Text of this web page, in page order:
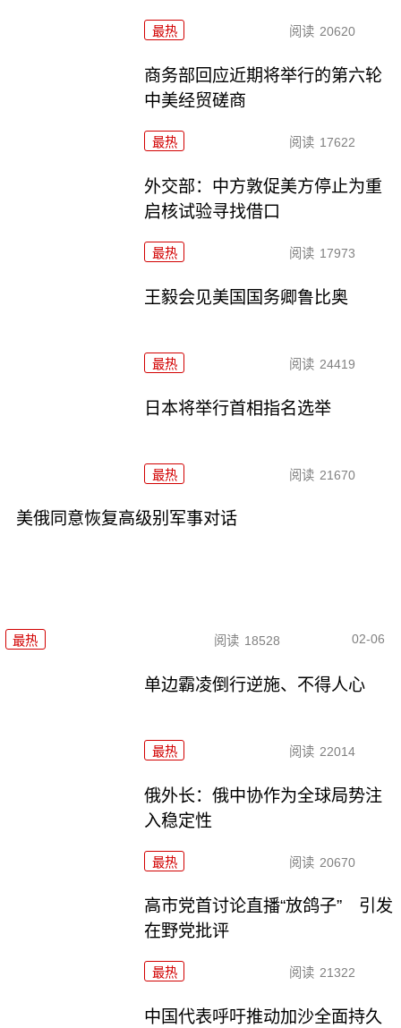
最热 阅读 20620
商务部回应近期将举行的第六轮
中美经贸磋商
最热 阅读 17622
外交部：中方敦促美方停止为重
启核试验寻找借口
最热 阅读 17973
王毅会见美国国务卿鲁比奥
最热 阅读 24419
日本将举行首相指名选举
最热 阅读 21670
美俄同意恢复高级别军事对话
最热 阅读 18528 02-06
单边霸凌倒行逆施、不得人心
最热 阅读 22014
俄外长：俄中协作为全球局势注
入稳定性
最热 阅读 20670
高市党首讨论直播“放鸽子” 引发
在野党批评
最热 阅读 21322
中国代表呼吁推动加沙全面持久